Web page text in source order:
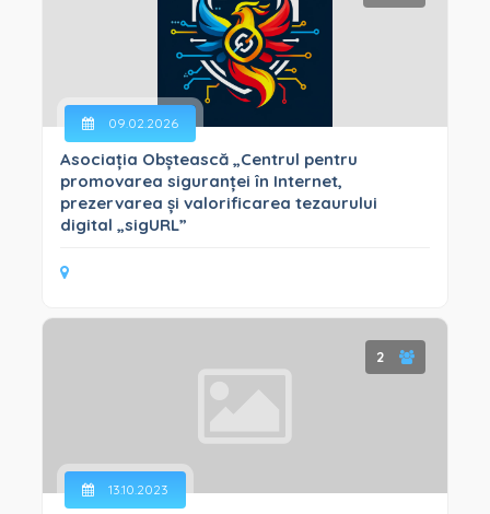
09.02.2026
Asociația Obștească „Centrul pentru
promovarea siguranței în Internet,
prezervarea și valorificarea tezaurului
digital „sigURL”
2
13.10.2023